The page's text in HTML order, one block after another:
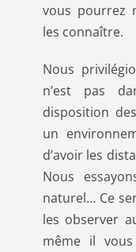
vous pourrez
les connaître.
Nous
n’est pas
disposition
un
d’avoir les
Nous
naturel… Ce
les observer
même il